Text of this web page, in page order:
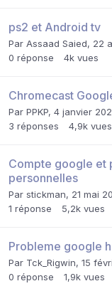
ps2 et Android tv
Par Assaad Saied, 22
0 réponse 4k vues
Chromecast
Par PPKP, 4 janvier
3 réponses 4,9k vues
Compte google et
personnelles
Par stickman, 21 mai
1 réponse 5,2k vues
Probleme google
Par Tck_Rigwin, 15
0 réponse 1,9k vues